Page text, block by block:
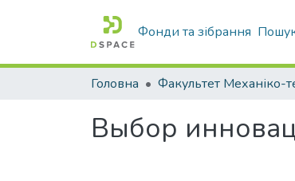
Фонди та зібрання
Головна
Выбор